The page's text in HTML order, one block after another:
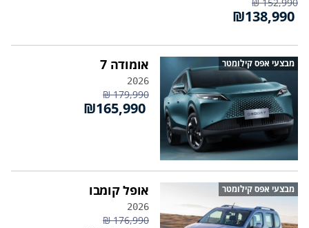
מבצעי אפס קילומטר אומודה 7
2026
179,990 ₪
מבצעי אפס קילומטר אופל קומבו
2026
176,990 ₪